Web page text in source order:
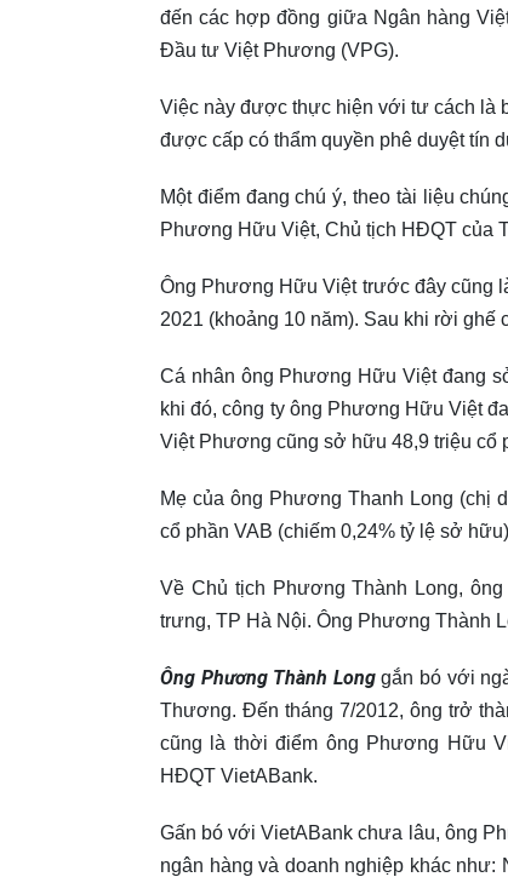
đến các hợp đồng giữa Ngân hàng
Đầu tư Việt Phương (VPG).
Việc này được thực hiện với tư cách là
được cấp có thẩm quyền phê duyệt tín
Một điểm đang chú ý, theo tài liệu
Phương Hữu Việt, Chủ tịch HĐQT của
Ông Phương Hữu Việt trước đây cũng
2021 (khoảng 10 năm). Sau khi rời
Cá nhân ông Phương Hữu Việt đang
khi đó, công ty ông Phương Hữu Việt
Việt Phương cũng sở hữu 48,9 triệu cổ
Mẹ của ông Phương Thanh Long (chị
cổ phần VAB (chiếm 0,24% tỷ lệ sở
Về Chủ tịch Phương Thành Long,
trưng, TP Hà Nội. Ông Phương Thành
Ông Phương Thành Longgắn bó với
Thương. Đến tháng 7/2012, ông trở
cũng là thời điểm ông Phương Hữu
HĐQT VietABank.
Gấn bó với VietABank chưa lâu, ông
ngân hàng và doanh nghiệp khác